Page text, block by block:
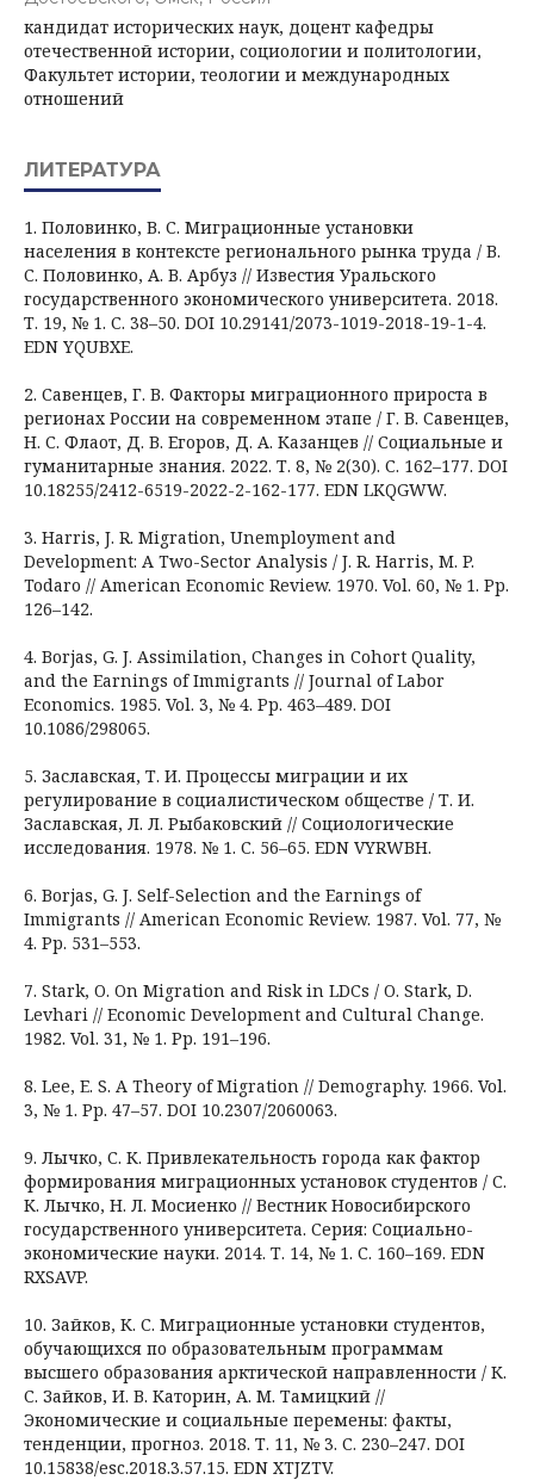
кандидат исторических наук, доцент кафедры
отечественной истории, социологии и политологии,
Факультет истории, теологии и международных
отношений
ЛИТЕРАТУРА
1. Половинко, В. С. Миграционные установки
населения в контексте регионального рынка труда / В.
С. Половинко, А. В. Арбуз // Известия Уральского
государственного экономического университета. 2018.
Т. 19, № 1. С. 38–50. DOI 10.29141/2073-1019-2018-19-1-4.
EDN YQUBXE.
2. Савенцев, Г. В. Факторы миграционного прироста в
регионах России на современном этапе / Г. В. Савенцев,
Н. С. Флаот, Д. В. Егоров, Д. А. Казанцев // Социальные и
гуманитарные знания. 2022. Т. 8, № 2(30). С. 162–177. DOI
10.18255/2412-6519-2022-2-162-177. EDN LKQGWW.
3. Harris, J. R. Migration, Unemployment and
Development: A Two-Sector Analysis / J. R. Harris, M. P.
Todaro // American Economic Review. 1970. Vol. 60, № 1. Pp.
126–142.
4. Borjas, G. J. Assimilation, Changes in Cohort Quality,
and the Earnings of Immigrants // Journal of Labor
Economics. 1985. Vol. 3, № 4. Pp. 463–489. DOI
10.1086/298065.
5. Заславская, Т. И. Процессы миграции и их
регулирование в социалистическом обществе / Т. И.
Заславская, Л. Л. Рыбаковский // Социологические
исследования. 1978. № 1. С. 56–65. EDN VYRWBH.
6. Borjas, G. J. Self-Selection and the Earnings of
Immigrants // American Economic Review. 1987. Vol. 77, №
4. Pp. 531–553.
7. Stark, O. On Migration and Risk in LDCs / O. Stark, D.
Levhari // Economic Development and Cultural Change.
1982. Vol. 31, № 1. Рp. 191–196.
8. Lee, E. S. A Theory of Migration // Demography. 1966. Vol.
3, № 1. Рp. 47–57. DOI 10.2307/2060063.
9. Лычко, С. К. Привлекательность города как фактор
формирования миграционных установок студентов / С.
К. Лычко, Н. Л. Мосиенко // Вестник Новосибирского
государственного университета. Серия: Социально-
экономические науки. 2014. Т. 14, № 1. С. 160–169. EDN
RXSAVP.
10. Зайков, К. С. Миграционные установки студентов,
обучающихся по образовательным программам
высшего образования арктической направленности / К.
С. Зайков, И. В. Каторин, А. М. Тамицкий //
Экономические и социальные перемены: факты,
тенденции, прогноз. 2018. Т. 11, № 3. С. 230–247. DOI
10.15838/esc.2018.3.57.15. EDN XTJZTV.